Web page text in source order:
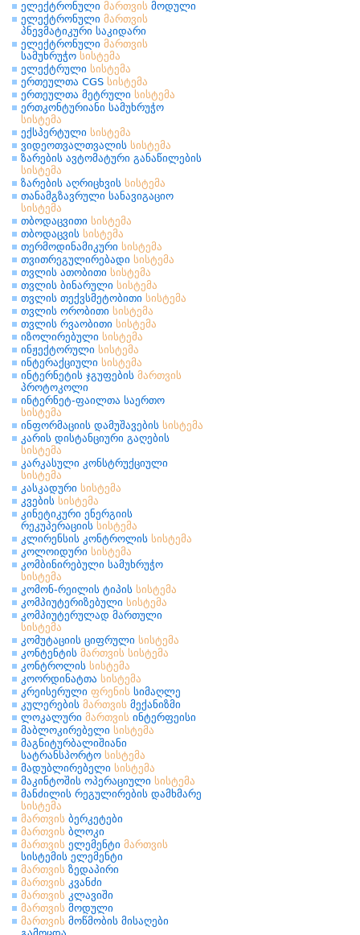
ელექტრონული მართვის მოდული
ელექტრონული მართვის
პნევმატიკური საკიდარი
ელექტრონული მართვის
სამუხრუჭო სისტემა
ელექტრული სისტემა
ერთეულთა CGS სისტემა
ერთეულთა მეტრული სისტემა
ერთკონტურიანი სამუხრუჭო
სისტემა
ექსპერტული სისტემა
ვიდეოთვალთვალის სისტემა
ზარების ავტომატური განაწილების
სისტემა
ზარების აღრიცხვის სისტემა
თანამგზავრული სანავიგაციო
სისტემა
თბოდაცვითი სისტემა
თბოდაცვის სისტემა
თერმოდინამიკური სისტემა
თვითრეგულირებადი სისტემა
თვლის ათობითი სისტემა
თვლის ბინარული სისტემა
თვლის თექვსმეტობითი სისტემა
თვლის ორობითი სისტემა
თვლის რვაობითი სისტემა
იზოლირებული სისტემა
ინჟექტორული სისტემა
ინტერაქციული სისტემა
ინტერნეტის ჯგუფების მართვის
პროტოკოლი
ინტერნეტ-ფაილთა საერთო
სისტემა
ინფორმაციის დამუშავების სისტემა
კარის დისტანციური გაღების
სისტემა
კარკასული კონსტრუქციული
სისტემა
კასკადური სისტემა
კვების სისტემა
კინეტიკური ენერგიის
რეკუპერაციის სისტემა
კლირენსის კონტროლის სისტემა
კოლოიდური სისტემა
კომბინირებული სამუხრუჭო
სისტემა
კომონ-რეილის ტიპის სისტემა
კომპიუტერიზებული სისტემა
კომპიუტერულად მართული
სისტემა
კომუტაციის ციფრული სისტემა
კონტენტის მართვის სისტემა
კონტროლის სისტემა
კოორდინატთა სისტემა
კრეისერული ფრენის სიმაღლე
კულერების მართვის მექანიზმი
ლოკალური მართვის ინტერფეისი
მაბლოკირებელი სისტემა
მაგნიტურბალიშიანი
სატრანსპორტო სისტემა
მადუბლირებელი სისტემა
მაკინტოშის ოპერაციული სისტემა
მანძილის რეგულირების დამხმარე
სისტემა
მართვის ბერკეტები
მართვის ბლოკი
მართვის ელემენტი მართვის
სისტემის ელემენტი
მართვის ზედაპირი
მართვის კვანძი
მართვის კლავიში
მართვის მოდული
მართვის მოწმობის მისაღები